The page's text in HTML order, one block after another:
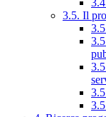
3.5. Il